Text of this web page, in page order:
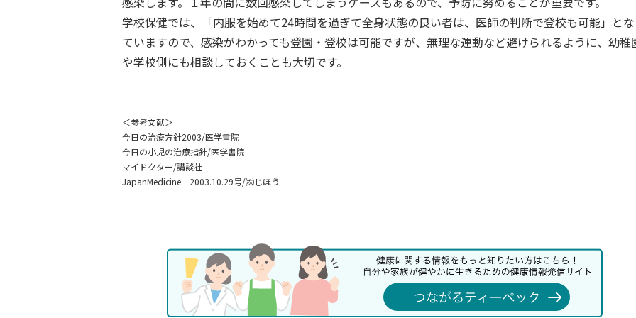
学校保健では、「内服を始めて24時間を過ぎて全身状態の良い者は、医師の判断で登校も可能」と
ていますので、感染がわかっても登園・登校は可能ですが、無理な運動など避けられるように、幼稚
や学校側にも相談しておくことも大切です。
＜参考文献＞
今日の治療方針2003/医学書院
今日の小児の治療指針/医学書院
マイドクター/講談社
JapanMedicine 2003.10.29号/㈱じほう